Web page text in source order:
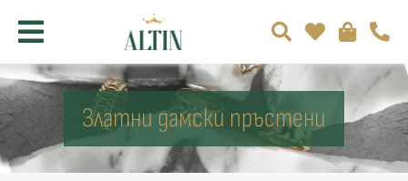
Златни дамски пръстени